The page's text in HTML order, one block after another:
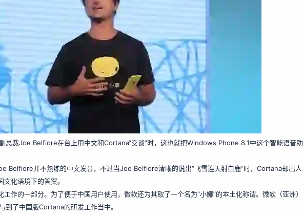
总裁Joe Belfiore在台上用中文和Cortana“交谈”时，这也就把Windows Phone 8.1中这个智能语音助
Belfiore并不熟练的中文发音，不过当Joe Belfiore清晰的说出“飞雪连天射白鹿”时，Cortana却出人
化语境下的答案。
作的一部分。为了便于中国用户使用，微软还为其取了一个名为“小娜”的本土化称谓。微软（亚洲）
到了中国版Cortana的研发工作当中。